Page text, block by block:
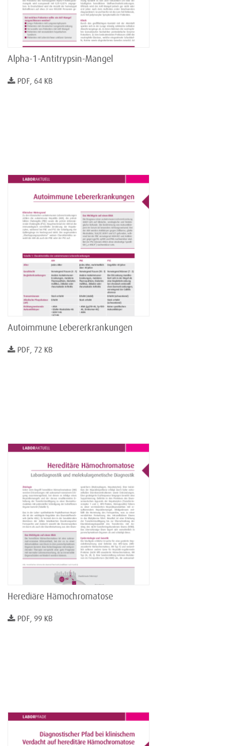
Alpha-1-Antitrypsin-Mangel
PDF, 64 KB
Autoimmune Lebererkrankungen
PDF, 72 KB
Herediäre Hämochromatose
PDF, 99 KB